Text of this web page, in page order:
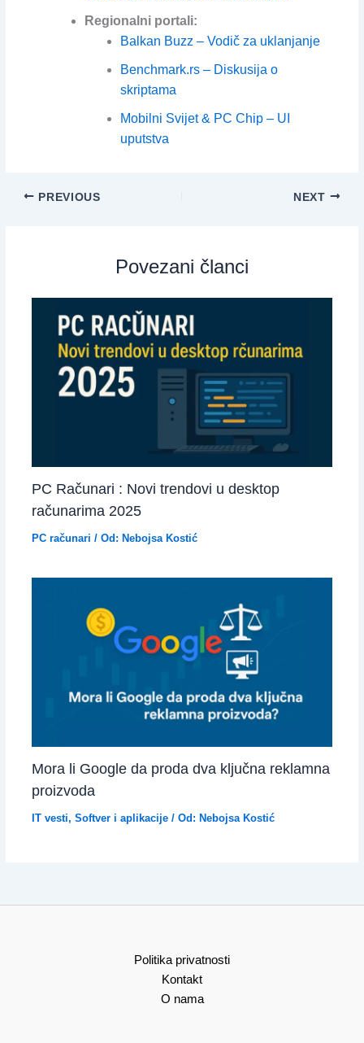
Regionalni portali:
Balkan Buzz – Vodič za uklanjanje
Benchmark.rs – Diskusija o
skriptama
Mobilni Svijet & PC Chip – UI
uputstva
PREVIOUS NEXT
Povezani članci
PC Računari : Novi trendovi u desktop
računarima 2025
PC računari / Od: Nebojsa Kostić
Mora li Google da proda dva ključna reklamna
proizvoda
IT vesti, Softver i aplikacije/ Od: Nebojsa Kostić
Politika privatnosti
Kontakt
O nama